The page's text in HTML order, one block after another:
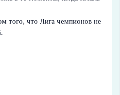
того, что Лига чемпионов не